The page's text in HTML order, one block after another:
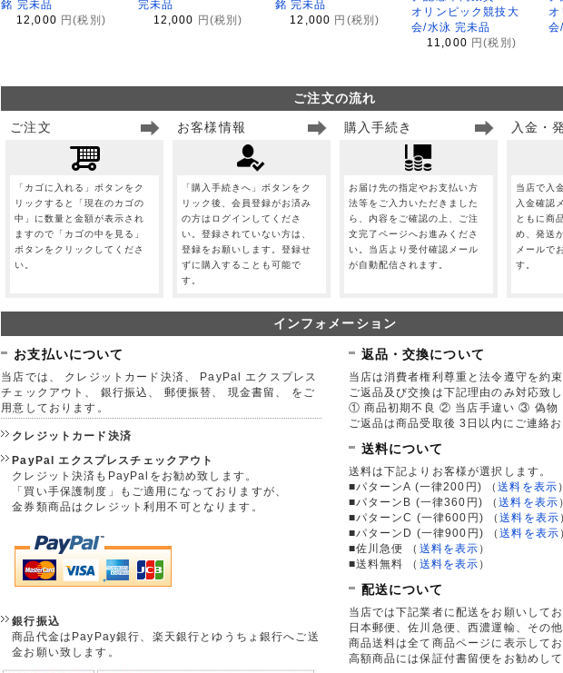
銘 完未品
12,000 円(税別)
完未品
12,000 円(税別)
銘 完未品
12,000 円(税別)
オリンピック競技大
会/水泳 完未品
11,000 円(税別)
オ
会
ご注文の流れ
ご注文
「カゴに入れる」ボタンをク
リックすると「現在のカゴの
中」に数量と金額が表示され
ますので「カゴの中を見る」
ボタンをクリックしてくださ
い。
お客様情報
「購入手続きへ」ボタンをク
リック後、会員登録がお済み
の方はログインしてくださ
い。登録されていない方は、
登録をお願いします。登録せ
ずに購入することも可能で
す。
購入手続き
お届け先の指定やお支払い方
法等をご入力いただきました
ら、内容をご確認の上、ご注
文完了ページへお進みくださ
い。当店より受付確認メール
が自動配信されます。
入金・
当店で入
入金確認
ともに商
め、発送
メールで
す。
インフォメーション
お支払いについて
当店では、 クレジットカード決済、 PayPal エクスプレス
チェックアウト、 銀行振込、 郵便振替、 現金書留、 をご
用意しております。
クレジットカード決済
PayPal エクスプレスチェックアウト
クレジット決済もPayPalをお勧め致します。
「買い手保護制度」もご適用になっておりますが、
金券類商品はクレジット利用不可となります。
銀行振込
商品代金はPayPay銀行、楽天銀行とゆうちょ銀行へご送
金お願い致します。
返品・交換について
当店は消費者権利尊重と法令遵守を約束
ご返品及び交換は下記理由のみ対応致し
① 商品初期不良 ② 当店手違い ③ 偽物
ご返品は商品受取後 3日以内にご連絡お
送料について
送料は下記よりお客様が選択します。
■パターンA (一律200円)
（送料を表示 ）
■パターンB (一律360円)
（送料を表示
■パターンC (一律600円)
（送料を表示
■パターンD (一律900円)
（送料を表示
■佐川急便
（ 送料を表示 ）
■送料無料
（ 送料を表示 ）
配送について
当店では下記業者に配送をお願いしてお
日本郵便、佐川急便、西濃運輸、その
商品送料は全て商品ページに表示してお
高額商品には保証付書留便をお勧めして